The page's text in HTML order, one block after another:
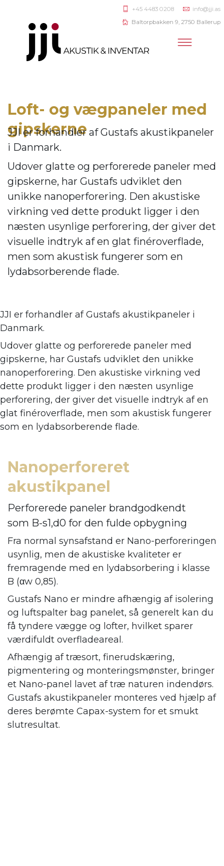
+45 4483 0208
info@jji.as
Baltorpbakken 9, 2750 Ballerup
Loft- og vægpaneler med
gipskerne
JJI er forhandler afGustafs akustikpaneler
i Danmark.
Udover glatte og perforerede paneler med
gipskerne, har Gustafs udviklet den
unikke nanoperforering. Den akustiske
virkning ved dette produkt ligger i den
næsten usynlige perforering, der giver det
visuelle indtryk af en glat finéroverflade,
men som akustisk fungerer som en
lydabsorberende flade.
JJI er forhandler afGustafs akustikpaneler i
Danmark.
Udover glatte og perforerede paneler med
gipskerne, har Gustafs udviklet den unikke
nanoperforering. Den akustiske virkning ved
dette produkt ligger i den næsten usynlige
perforering, der giver det visuelle indtryk af en
glat finéroverflade, men som akustisk fungerer
som en lydabsorberende flade.
Nanoperforeret
akustikpanel
Perforerede paneler brandgodkendt
som B-s1,d0 for den fulde opbygning
Fra normal synsafstand er Nano-perforeringen
usynlig, men de akustiske kvaliteter er
fremragende med en lydabsorbering i klasse
B (αw 0,85).
Gustafs Nano er mindre afhængig af isolering
og luftspalter bag panelet, så generelt kan du
få tyndere vægge og lofter, hvilket sparer
værdifuldt overfladeareal.
Afhængig af træsort, finerudskæring,
pigmentering og monteringsmønster, bringer
et Nano-panel lavet af træ naturen indendørs.
Gustafs akustikpaneler monteres ved hjælp af
deres berømte Capax-system for et smukt
slutresultat.